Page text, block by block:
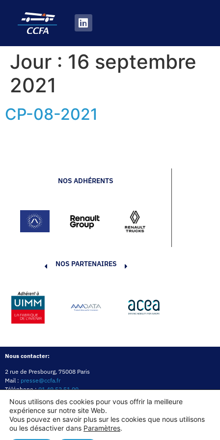
Jour : 16 septembre
2021
CP-08-2021
NOS ADHÉRENTS
NOS PARTENAIRES
Nous contacter:
2 rue de Presbourg, 75008 Paris
Mail : presse@ccfa.fr
Téléphone :01 49 52 51 00
Réseau :
LinkedIn
Politique de confidentialitéMentions légalesPolitique des cookies
Nous utilisons des cookies pour vous offrir la meilleure
expérience sur notre site Web.
Vous pouvez en savoir plus sur les cookies que nous utilisons
ou les désactiver dans Paramètres.